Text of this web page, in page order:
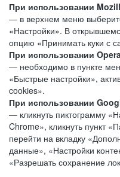
При использовании
— в верхнем меню
«Настройки». В
опцию «Принимать куки с
При использовании
— необходимо в пункте
«Быстрые настройки»,
cookies».
При использовании
— кликнуть пиктограмму
Chrome», кликнуть пункт
перейти на вкладку
данные», «Настройки
«Разрешать сохранение